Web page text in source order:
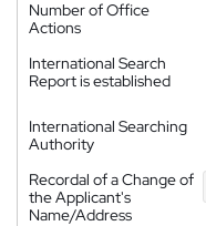
Number of Office
Actions
International Search
Report is established
International Searching
Authority
Recordal of a Change of
the Applicant's
Name/Address